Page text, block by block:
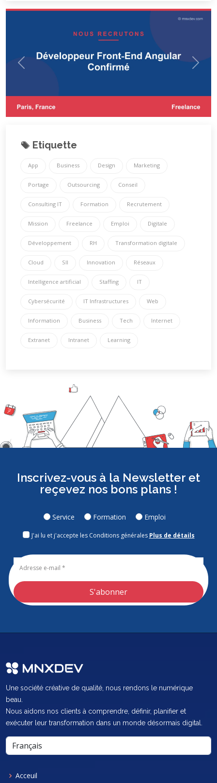
Etiquette
App Business Design Marketing
Portage Outsourcing Conseil
Consulting IT Formation Recrutement
Mission Freelance Emploi Digitale
Développement RH Transformation digitale
Cloud SII Innovation Réseaux
Intelligence artificial Staffing IT
Cybersécurité IT Infrastructures Web
Information Business Tech Internet
Extranet Intranet Learning
Inscrivez-vous à la Newsletter et
reçevez nos bons plans !
Service Formation Emploi
J'ai lu et j'accepte les Conditions générales Plus de détails
Une société créative de qualité, nous rendons le numérique
beau.
Nous aidons nos clients à comprendre, définir, planifier et
exécuter leur transformation dans un monde désormais digital.
Acceuil